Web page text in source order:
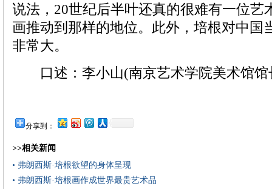
说法，20世纪后半叶还真的很难有一位艺
画推动到那样的地位。此外，培根对中国
非常大。
口述：李小山(南京艺术学院美术馆馆
分享到：
>>相关新闻
• 弗朗西斯·培根欲望的身体呈现
• 弗朗西斯·培根画作成世界最贵艺术品